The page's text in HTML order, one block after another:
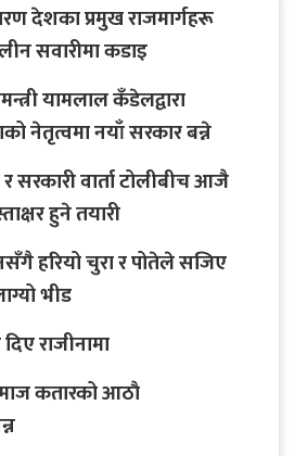
देशका प्रमुख राजमार्गहरू
सवारीमा कडाइ
यामलाल कँडेलद्वारा
नेतृत्वमा नयाँ सरकार बन्ने
सरकारी वार्ता टोलीबीच आजै
हुने तयारी
हरियो चुरा र पोतेले सजिए
भीड
राजीनामा
कतारको आठाै